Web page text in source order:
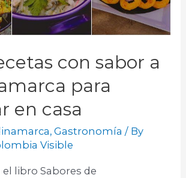
con sabor a
para
en casa
,Gastronomía / By
Visible
libro Sabores de